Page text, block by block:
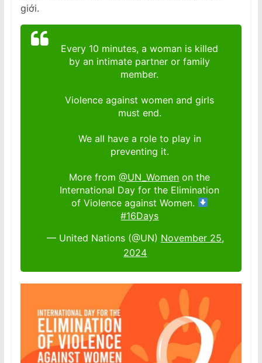
giới.
Every 10 minutes, a woman is killed
by an intimate partner or family
member.
Violence against women and girls
must end.
We all have a role to play in
preventing it.
More from@UN_Women on the
International Day for the Elimination
of Violence against Women.
#16Days
— United Nations (@UN) November 25,
2024